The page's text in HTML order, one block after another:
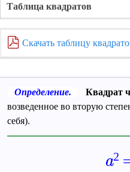
Таблица квадратов
Скачать таблицу
Определение. Квадрат
возведенное во вторую
себя).
a2 =